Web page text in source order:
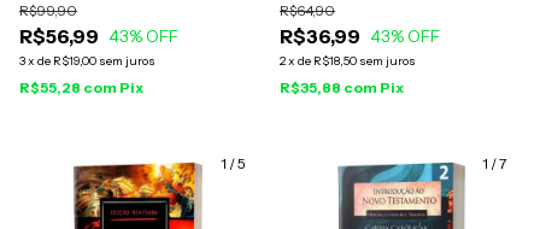
R$56,99
R$99,90
43% OFF
3x de R$19,00 sem juros
R$55,28 com Pix
R$36,99
R$64,90
43% OFF
2x de R$18,50 sem juros
R$35,88 com Pix
1 /5 1 /7